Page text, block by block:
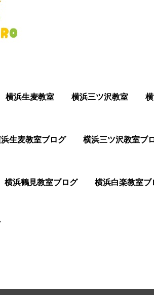
横浜生麦教室 横浜三ツ沢教室
生麦教室ブログ 横浜三ツ沢教室ブ
横浜鶴見教室ブログ 横浜白楽教室ブ